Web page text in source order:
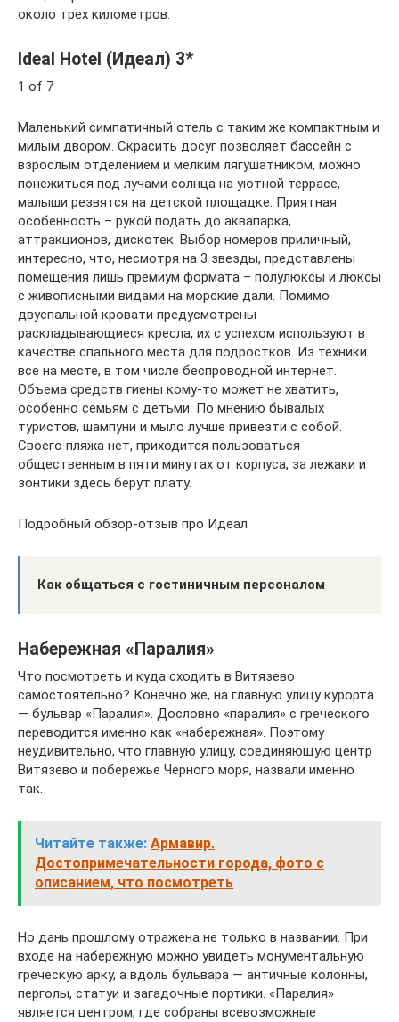
около трех километров.
Ideal Hotel (Идеал) 3*
1 of 7
Маленький симпатичный отель с таким же компактным и
милым двором. Скрасить досуг позволяет бассейн с
взрослым отделением и мелким лягушатником, можно
понежиться под лучами солнца на уютной террасе,
малыши резвятся на детской площадке. Приятная
особенность – рукой подать до аквапарка,
аттракционов, дискотек. Выбор номеров приличный,
интересно, что, несмотря на 3 звезды, представлены
помещения лишь премиум формата – полулюксы и люксы
с живописными видами на морские дали. Помимо
двуспальной кровати предусмотрены
раскладывающиеся кресла, их с успехом используют в
качестве спального места для подростков. Из техники
все на месте, в том числе беспроводной интернет.
Объема средств гиены кому-то может не хватить,
особенно семьям с детьми. По мнению бывалых
туристов, шампуни и мыло лучше привезти с собой.
Своего пляжа нет, приходится пользоваться
общественным в пяти минутах от корпуса, за лежаки и
зонтики здесь берут плату.
Подробный обзор-отзыв про Идеал
Как общаться с гостиничным персоналом
Набережная «Паралия»
Что посмотреть и куда сходить в Витязево
самостоятельно? Конечно же, на главную улицу курорта
— бульвар «Паралия». Дословно «паралия» с греческого
переводится именно как «набережная». Поэтому
неудивительно, что главную улицу, соединяющую центр
Витязево и побережье Черного моря, назвали именно
так.
Читайте также: Армавир.
Достопримечательности города, фото с
описанием, что посмотреть
Но дань прошлому отражена не только в названии. При
входе на набережную можно увидеть монументальную
греческую арку, а вдоль бульвара — античные колонны,
перголы, статуи и загадочные портики. «Паралия»
является центром, где собраны всевозможные